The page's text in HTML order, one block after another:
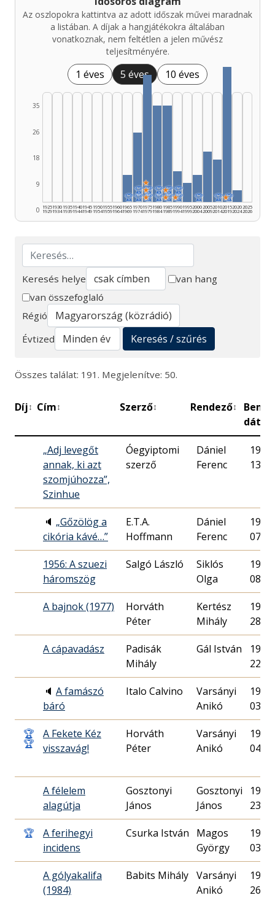
Az oszlopokra kattintva az adott időszak művei maradnak
a listában. A díjak a hangjátékokra általában
vonatkoznak, nem feltétlen a jelen művész
teljesítményére.
1 éves 5 éves 10 éves
0
9
18
26
35
1925
1929
1930
1934
1935
1939
1940
1944
1945
1949
1950
1954
1955
1959
1960
1964
🏆
1965
1969
🏆
🏆
1970
1974
🏆
🏆
★
★
★
1975
1979
🏆
🏆
1980
1984
🏆
🏆
★
★
1985
1989
🏆
🏆
★
1990
1994
1995
1999
🏆
2000
2004
2005
2009
🏆
2010
2014
🏆
★
2015
2019
2020
2024
2025
2026
Keresés
Keresés helye
van hang
van összefoglaló
Régió
Évtized
Keresés / szűrés
Összes találat: 191. Megjelenítve: 50.
Díj↕ Cím↕ Szerző↕ Rendező↕
„Adj levegőt
annak, ki azt
szomjúhozza”,
Szinhue
Óegyiptomi
szerző
Dániel
Ferenc
13.
🔈 „Gőzölög a
cikória kávé…”
E.T.A.
Hoffmann
Dániel
Ferenc
07.
1956: A szuezi
háromszög
Salgó László
Siklós
Olga
08.
A bajnok (1977)
Horváth
Péter
Kertész
Mihály
28.
A cápavadász
Padisák
Mihály
Gál István
22.
🔈 A famászó
báró
Italo Calvino
Varsányi
Anikó
03.
🏆
🏆
A Fekete Kéz
visszavág!
Horváth
Péter
Varsányi
Anikó
04.
A félelem
alagútja
Gosztonyi
János
Gosztonyi
János
23.
🏆
A ferihegyi
incidens
Csurka István
Magos
György
03.
A gólyakalifa
(1984)
Babits Mihály Varsányi
Anikó
26.